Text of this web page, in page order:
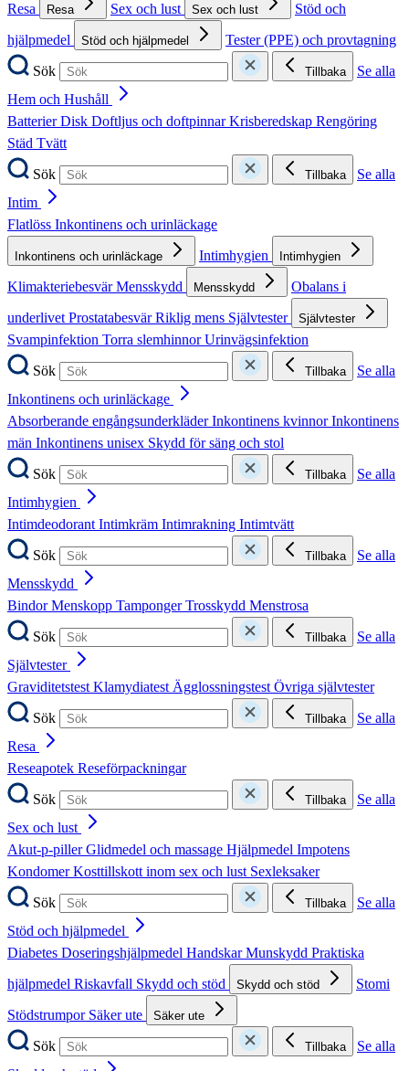
Resa
Resa Sex och lust Sex och lust
Stöd och
hjälpmedel
Stöd och hjälpmedel
Tester (PPE) och provtagning
Sök
Tillbaka
Se alla
Hem och Hushåll
BatterierDisk Doftljus och doftpinnarKrisberedskap Rengöring
Städ Tvätt
Sök
Tillbaka
Se alla
Intim
Flatlöss Inkontinens och urinläckage
Inkontinens och urinläckage Intimhygien Intimhygien
KlimakteriebesvärMensskydd Mensskydd
Obalans i
underlivetProstatabesvärRiklig mens Självtester Självtester
Svampinfektion Torra slemhinnorUrinvägsinfektion
Sök
Tillbaka
Se alla
Inkontinens och urinläckage
Absorberande engångsunderkläderInkontinens kvinnorInkontinens
män Inkontinens unisex Skydd för säng och stol
Sök
Tillbaka
Se alla
Intimhygien
IntimdeodorantIntimkräm Intimrakning Intimtvätt
Sök
Tillbaka
Se alla
Mensskydd
BindorMenskopp TampongerTrosskydd Menstrosa
Sök
Tillbaka
Se alla
Självtester
GraviditetstestKlamydiatestÄgglossningstestÖvriga självtester
Sök
Tillbaka
Se alla
Resa
Reseapotek Reseförpackningar
Sök
Tillbaka
Se alla
Sex och lust
Akut-p-pillerGlidmedel och massage Hjälpmedel Impotens
KondomerKosttillskott inom sex och lust Sexleksaker
Sök
Tillbaka
Se alla
Stöd och hjälpmedel
Diabetes Doseringshjälpmedel HandskarMunskydd Praktiska
hjälpmedel Riskavfall Skydd och stöd Skydd och stöd
Stomi
Stödstrumpor Säker ute Säker ute
Sök Tillbaka
Se alla